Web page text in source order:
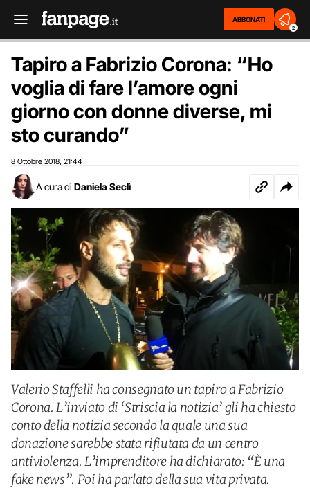
ABBONATI
2
Tapiro a Fabrizio Corona: “Ho
voglia di fare l’amore ogni
giorno con donne diverse, mi
sto curando”
8 Ottobre 2018 21:44
A cura di Daniela Seclì
Valerio Staffelli ha consegnato un tapiro a Fabrizio
Corona. L’inviato di ‘Striscia la notizia’ gli ha chiesto
conto della notizia secondo la quale una sua
donazione sarebbe stata rifiutata da un centro
antiviolenza. L’imprenditore ha dichiarato: “È una
fake news”. Poi ha parlato della sua vita privata.